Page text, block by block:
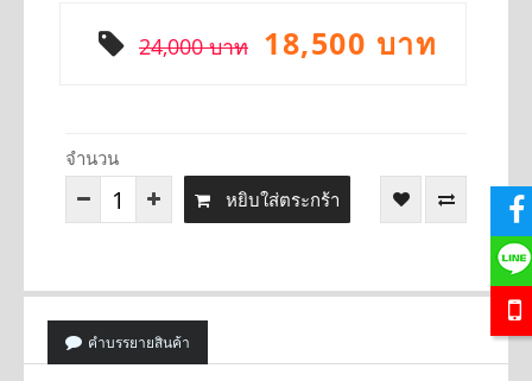
24,000 บาท 18,500 บาท
จำนวน
หยิบใส่ตระกร้า
คำบรรยายสินค้า